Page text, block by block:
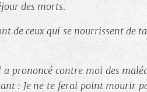
des morts.
de ceux qui se nourrissent de
prononcé contre moi des
: Je ne te ferai point mourir